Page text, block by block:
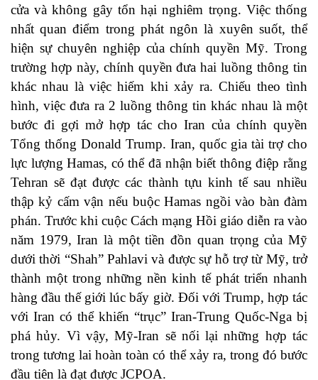
cửa và không gây tổn hại nghiêm trọng. Việc thống
nhất quan điểm trong phát ngôn là xuyên suốt, thể
hiện sự chuyên nghiệp của chính quyền Mỹ. Trong
trường hợp này, chính quyền đưa hai luồng thông tin
khác nhau là việc hiếm khi xảy ra. Chiếu theo tình
hình, việc đưa ra 2 luồng thông tin khác nhau là một
bước đi gợi mở hợp tác cho Iran của chính quyền
Tổng thống Donald Trump. Iran, quốc gia tài trợ cho
lực lượng Hamas, có thể đã nhận biết thông điệp rằng
Tehran sẽ đạt được các thành tựu kinh tế sau nhiều
thập kỷ cấm vận nếu buộc Hamas ngồi vào bàn đàm
phán. Trước khi cuộc Cách mạng Hồi giáo diễn ra vào
năm 1979, Iran là một tiền đồn quan trọng của Mỹ
dưới thời “Shah” Pahlavi và được sự hỗ trợ từ Mỹ, trở
thành một trong những nền kinh tế phát triển nhanh
hàng đầu thế giới lúc bấy giờ. Đối với Trump, hợp tác
với Iran có thể khiến “trục” Iran-Trung Quốc-Nga bị
phá hủy. Vì vậy, Mỹ-Iran sẽ nối lại những hợp tác
trong tương lai hoàn toàn có thể xảy ra, trong đó bước
đầu tiên là đạt được JCPOA.